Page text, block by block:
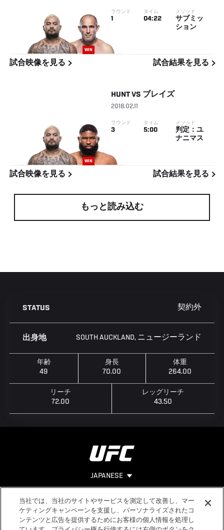
WIN
ラウンド
1
タイム
04:22
メソッド
サブミッ
ション
試合映像を見る 試合結果を見る
WIN
HUNTVS ブレイズ
2018.02.11
ラウンド
3
タイム
5:00
メソッド
判定：ユ
ナニマス
試合映像を見る 試合結果を見る
もっと読み込む
STATUS 契約外
出身地 SOUTH AUCKLAND, ニュージーランド
年齢
49
身長
70.00
体重
264.00
リーチ
72.00
レッグリーチ
43.50
JAPANESE
Footer ヘルプ
法的事項
利用規約
当社では、当社のサイトやサービスを測定して改善し、マー
ケティングキャンペーンを支援し、パーソナライズされたコ
ンテンツと広告を提供するためにお客様の個人情報を処理し